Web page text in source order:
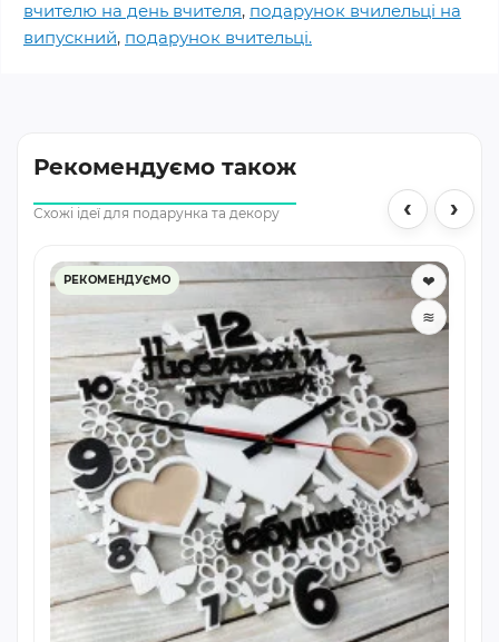
вчителю на день вчителя, подарунок вчилельці на
випускний, подарунок вчительці.
Рекомендуємо також
Схожі ідеї для подарунка та декору ‹
РЕКОМЕНДУЄМО
❤
≋
›